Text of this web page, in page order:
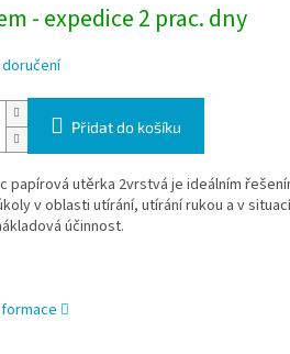
- expedice 2 prac. dny
Přidat do košíku
papírová utěrka 2vrstvá je ideálním
v oblasti utírání, utírání rukou a v
účinnost.